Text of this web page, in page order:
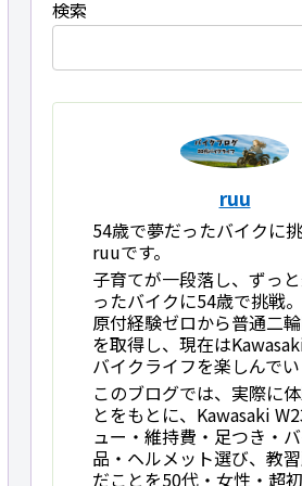
検索
ruu
54歳で夢だったバイクに
ruuです。
子育てが一段落し、ずっ
ったバイクに54歳で挑戦。
原付経験ゼロから普通二
を取得し、現在は
バイクライフを楽しんでい
このブログでは、実際に
とをもとに、Kawasaki
ュー・維持費・足つき・
品・ヘルメット選び、教
だことを50代・女性・超